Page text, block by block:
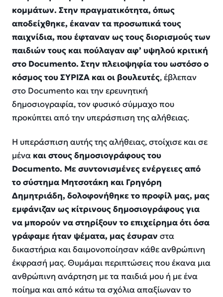
κομμάτων. Στην πραγματικότητα, όπως
αποδείχθηκε, έκαναν τα προσωπικά τους
παιχνίδια, που έφταναν ως τους διορισμούς των
παιδιών τους και πούλαγαν αφ’ υψηλού κριτική
στο Documento. Στην πλειοψηφία του ωστόσο ο
κόσμος του ΣΥΡΙΖΑ και οι βουλευτές, έβλεπαν
στο Documento και την ερευνητική
δημοσιογραφία, τον φυσικό σύμμαχο που
προκύπτει από την υπεράσπιση της αλήθειας.
Η υπεράσπιση αυτής της αλήθειας, στοίχισε και σε
μένα και στους δημοσιογράφους του
Documento. Με συντονισμένες ενέργειες από
το σύστημα Μητσοτάκη και Γρηγόρη
Δημητριάδη, δολοφονήθηκε το προφίλ μας, μας
εμφάνιζαν ως κίτρινους δημοσιογράφους για
να μπορούν να στηρίξουν το επιχείρημα ότι όσα
γράφαμε ήταν ψέματα, μας έσυρανστα
δικαστήρια και δαιμονοποίησαν κάθε ανθρώπινη
έκφρασή μας. Θυμάμαι περιπτώσεις που έκανα μια
ανθρώπινη ανάρτηση με τα παιδιά μου ή με ένα
ποίημα και από κάτω τα σχόλια απαξίωναν το